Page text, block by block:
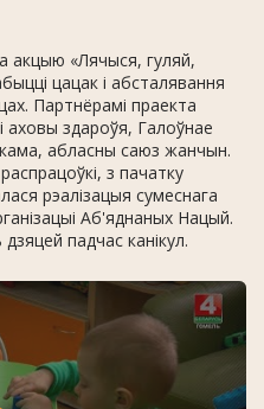
акцыю «Лячыся, гуляй,
цацак і абсталявання
Партнёрамі праекта
і аховы здароўя, Галоўнае
абласны саюз жанчын.
з пачатку
рэалізацыя сумеснага
Аб'яднаных Нацый.
падчас канікул.